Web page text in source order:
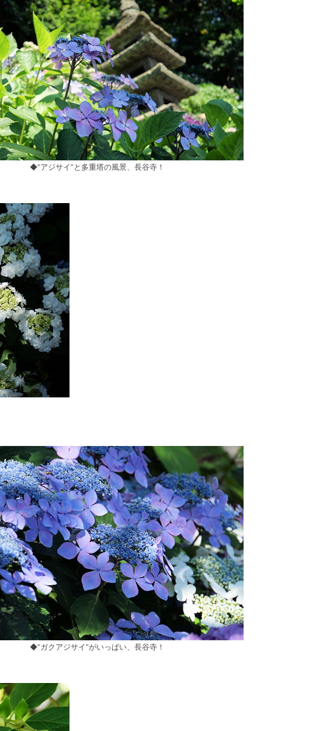
◆”アジサイ”と多重塔の風景、長谷寺！
◆”ガクアジサイ”がいっぱい、長谷寺！